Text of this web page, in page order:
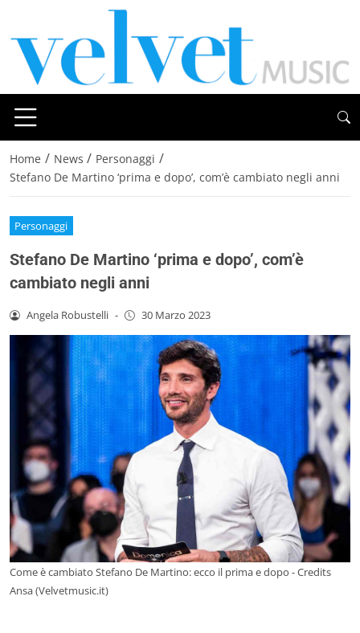
Home / News / Personaggi /
Stefano De Martino ‘prima e dopo’, com’è cambiato negli anni
Personaggi
Stefano De Martino ‘prima e dopo’, com’è
cambiato negli anni
Angela Robustelli - 30 Marzo 2023
Come è cambiato Stefano De Martino: ecco il prima e dopo - Credits
Ansa (Velvetmusic.it)